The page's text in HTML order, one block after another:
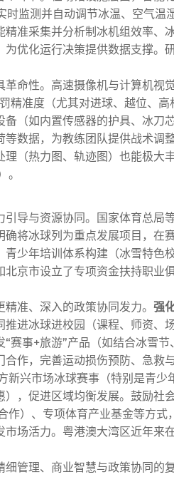
监测并自动调节冰温、空气温
准采集并分析制冰机组效率、
优化运行决策提供数据支撑。
命性。高速摄像机与计算机视
精准度（尤其对进球、越位、高
（如内置传感器的护具、冰刀
数据，为教练团队提供战术调
（热力图、轨迹图）也能极大
导与资源协同。国家体育总局
确将冰球列为重点发展项目，在
少年培训体系构建（冰雪特色
京市设立了专项资金扶持职业
准、深入的政策协同发力。 强
进冰球进校园（课程、师资、
赛事+旅游”产品（如结合冰雪节
作，完善运动损伤预防、急救
新兴市场冰球赛事（特别是青少
，促进区域均衡发展。鼓励社
作）、专项体育产业基金等方式
场活力。粤港澳大湾区近年来
管理、商业智慧与政策协同的